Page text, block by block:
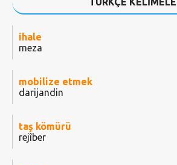
ihale
meza
mobilize etmek
darijandin
taş kömürü
rejîber